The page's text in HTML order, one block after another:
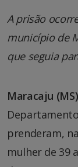
A prisão
município de
que seguia
Maracaju
prenderam,
mulher de 39